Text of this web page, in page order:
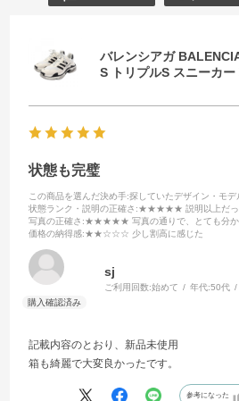
バレンシアガ
S トリプルS スニーカ
状態も完璧
この商品を選んだ決め手:探していたデザイン・モデ
状態ランク・説明の正確さ :★★★★★ 説明以上だっ
写真の正確さ :★★★★★ 写真の通りで、とても分か
価格の納得感:★★☆☆☆ 少し割高に感じた
sj
ご利用回数:始めて 年代:50代
記載内容のとおり、新品未使用
箱も綺麗で大変良かったです。
参考になった